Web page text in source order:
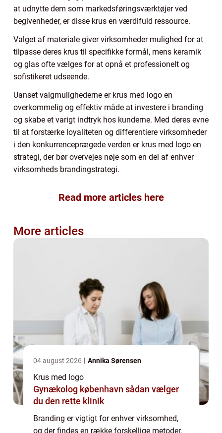
at udnytte dem som markedsføringsværktøjer ved
begivenheder, er disse krus en værdifuld ressource.
Valget af materiale giver virksomheder mulighed for at
tilpasse deres krus til specifikke formål, mens keramik
og glas ofte vælges for at opnå et professionelt og
sofistikeret udseende.
Uanset valgmulighederne er krus med logo en
overkommelig og effektiv måde at investere i branding
og skabe et varigt indtryk hos kunderne. Med deres evne
til at forstærke loyaliteten og differentiere virksomheder
i den konkurrenceprægede verden er krus med logo en
strategi, der bør overvejes nøje som en del af enhver
virksomheds brandingstrategi.
Read more articles here
More articles
04 august 2026 Annika Sørensen
Krus med logo
Gynækolog københavn sådan vælger
du den rette klinik
Branding er vigtigt for enhver virksomhed,
og der findes en række forskellige metoder,